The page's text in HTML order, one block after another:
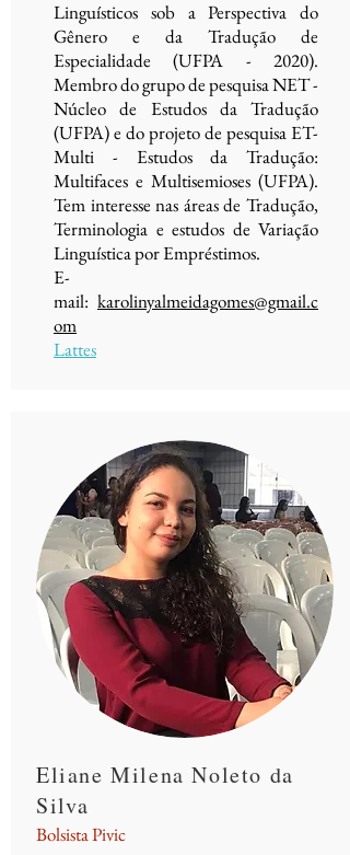
Linguísticos sob a Perspectiva do
Gênero e da Tradução de
Especialidade (UFPA - 2020).
Membro do grupo de pesquisa NET -
Núcleo de Estudos da Tradução
(UFPA) e do projeto de pesquisa ET-
Multi - Estudos da Tradução:
Multifaces e Multisemioses (UFPA).
Tem interesse nas áreas de Tradução,
Terminologia e estudos de Variação
Linguística por Empréstimos.
E-
mail: karolinyalmeidagomes@gmail.c
om
Lattes
Eliane Milena Noleto da
Silva
Bolsista Pivic